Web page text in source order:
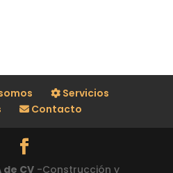
Servicios
Contacto
de CV -Construcción y